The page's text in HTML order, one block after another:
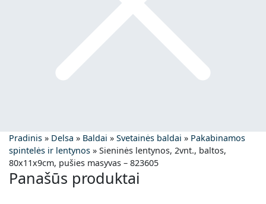
Pradinis » Delsa » Baldai » Svetainės baldai » Pakabinamos
spintelės ir lentynos » Sieninės lentynos, 2vnt., baltos,
80x11x9cm, pušies masyvas – 823605
Panašūs produktai